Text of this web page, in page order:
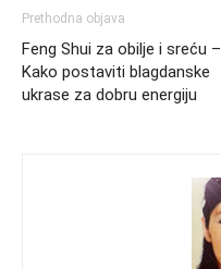
Prethodna objava
Feng Shui za obilje i sreću –
Kako postaviti blagdanske
ukrase za dobru energiju